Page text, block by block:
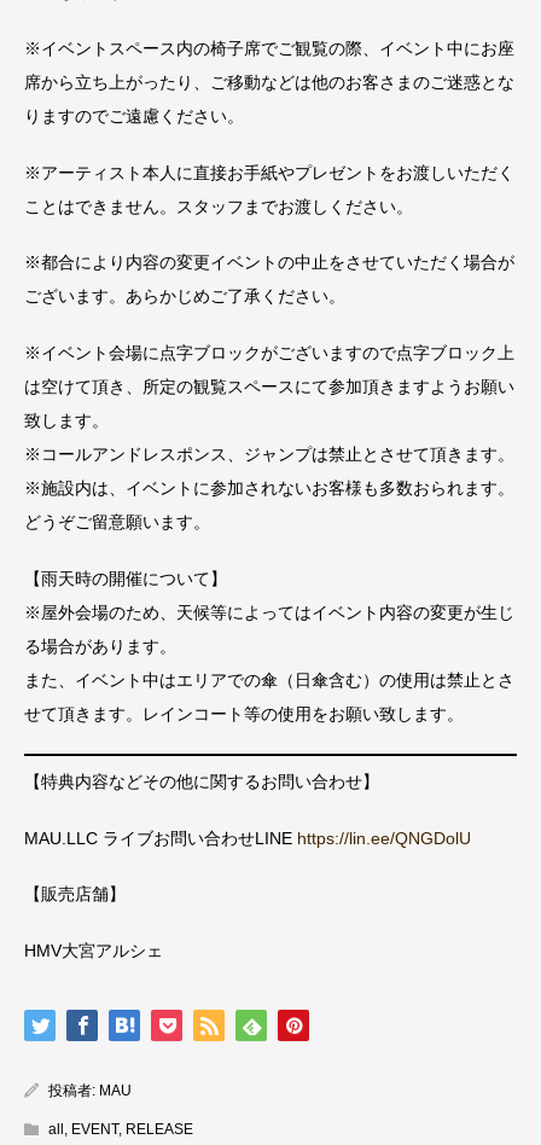
※イベントスペース内の椅子席でご観覧の際、イベント中にお座
席から立ち上がったり、ご移動などは他のお客さまのご迷惑とな
りますのでご遠慮ください。
※アーティスト本人に直接お手紙やプレゼントをお渡しいただく
ことはできません。スタッフまでお渡しください。
※都合により内容の変更イベントの中止をさせていただく場合が
ございます。あらかじめご了承ください。
※イベント会場に点字ブロックがございますので点字ブロック上
は空けて頂き、所定の観覧スペースにて参加頂きますようお願い
致します。
※コールアンドレスポンス、ジャンプは禁止とさせて頂きます。
※施設内は、イベントに参加されないお客様も多数おられます。
どうぞご留意願います。
【雨天時の開催について】
※屋外会場のため、天候等によってはイベント内容の変更が生じ
る場合があります。
また、イベント中はエリアでの傘（日傘含む）の使用は禁止とさ
せて頂きます。レインコート等の使用をお願い致します。
【特典内容などその他に関するお問い合わせ】
MAU.LLC ライブお問い合わせLINE https://lin.ee/QNGDolU
【販売店舗】
HMV大宮アルシェ
投稿者: MAU
all , EVENT, RELEASE